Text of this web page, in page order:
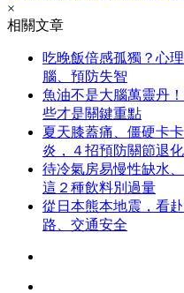
×
相關文章
吃晚飯倍感孤獨？心
腦、預防失智
魚油不是大腦萬靈丹
些才是關鍵重點
夏天膝蓋痛、僵硬卡
炎，４招預防關節退化
待冷氣房易慢性缺水
這２種飲料別過量
從日本熊本地震，看
路、交通安全